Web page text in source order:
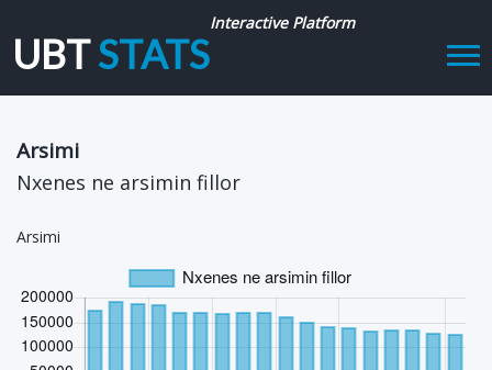
UBTSTATS
Interactive Platform
Arsimi
Nxenes ne arsimin fillor
Arsimi